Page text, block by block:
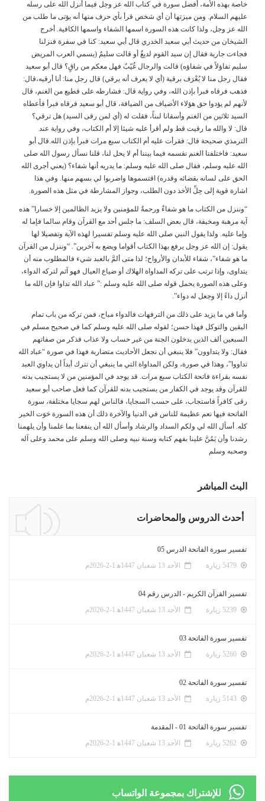
خاصة بهذه الأمة، أفضل سورة في كتاب الله عز وجل فيما أنزل الله على رسله
عليهم السلام. ومن ميزتها أن أي شخص قرأ بأي حرف منها أنه يؤتى ما طلب من
الله عز وجل، ولذا كانت هذه السورة اسمها الشفاء واسمها الكافية. أخرج
الشيخان من حديث أبي سعيد الخدري قال أبي سعيد: كنا في سفرة فنزلنا
فجاءت جارية فقال إن سيد القوم لديغٌ أو قالت سليمٌ (يسمي العرب المريض
سليم تفاؤلاً في شفاؤه) قالت والرجال غُيّبٌ فهل معكم من راقٍ؟ قال أبو سعيد
فقال رجل منا لا يُعْرَف برقية (أي لا يعرف أنه يرقي) قال رجل منا: أنا أرقيه،قال:
فذهب فرقاه فبرأ بإذن الله، وفي رواية قال: فشارطه على قطيع من الغنم، قال
لأنهم لم يؤدوا حق هؤلاء الأضياف من الضيافة، قال أبو سعيد فرقاه فبرأ فأعطاه
السيد ثلاثين من الغنم وأسقانا لبناً، فقلت له (أي لمن رقى السيد) هل ترقي؟
قال: لا والله ما رقيت قط ولم أقرأ عليه شيئا إلا أم الكتاب، وفي رواية عند
الترمذي صحيحة قال: فقرأت عليه أم الكتاب سبع مرات فبرأ بإذن الله.قال أبو
سعيد: فاختلفنا الغنم نقسمه فيما بيننا أم لا يحل لنا، قلنا نسأل رسول الله صلى
الله عليه وسلم، فقال صلى الله عليه وسلم: ما يدريه أنها شفاء؟ (يعني أجرى الله
الحق على لسانه بقضائه وقدره) اقتسموها واضربوا لي بسهم منها. وفي هذا
اشارة قوية إلى حِلِّ الأخذ دون الطلب، وجواز المشارطة في مثل هذه الصورة.
“وننزل من الكتاب ما هو شفاءٌ ورحمةٌ للمؤمنين ولا يزيد الظالمين إلا خسارا” هذه
آية مرهبة ومخيفة، قال بعض السلف: ما جلس أحد مع القرآن وقام سالما فإما له
وإما عليه. ولذا يقول النبي صلى الله عليه وسلم تفسيرا لهذه الآية وتفصيلا لها
يقول: إن الله عز وجل يرفع بهذا الكتاب أقواما ويضع به آخرين”. “وننزل من القرآن
ما هو شفاء”، شفاء للأبدان والأرواح؛ لذا متى ألمَّ بالعبد شيء فالمطلوب منه أن
يتداوى، وإذا ترتب على تركه المداواة الهلاك أو ضياع العيال فهو آثم لتركه الدواء،
وعلى هذه الصورة يحمل قوله صلى الله عليه وسلم :” عباد الله تداوا فإن الله ما
أنزل داءً إلا وجعل له دواء”.
وأما في ما يزيد على ذلك من الترفهات فالدواء مباح، فمن تركه من باب تمام
اليقين والتوكل فهذا حسن؛ لقوله صلى الله عليه وسلم كما في صحيح مسلم في
السبعين ألف الذين يدخلون الجنة من غير حساب ولا عذاب فذكر من صفاتهم
فقال: ولا يتداوون” فلا ينبغي أن نجعل الأحاديث متضاربة فهذا في صورة “عباد الله
تداووا”، وهذا في صورة، ولكن المداواة التي ما ينبغي أن تترك أبداً أن يداوي العبد
نفسه بقراءة فاتحة الكتاب سبع مرات. قد يوجد في المؤمنين من لا يستجيب بدنه
للقرآن وقد يوجد في الكفار من يستجيب بدنه للقرآن كما فعل صاحب أبو سعيد
رقى كافراً فاستجاب، على حسب السجايا، فالناس لهم سجايا مختلفة، سورة
الفاتحة فيها نعم عظيمة للناس في الدنيا والآخرة ذلك أن هذه السورة حَوَت الخير
كله. أسأل الله لي ولكم السداد والرشاد وأسأل الله أن ينفعنا بما علمنا وأن يلهمنا
رشدنا وأن يَمُنَّ علينا بفهم كتابه وسنة نبيه وصلى الله وسلم على محمد وعلى آله
وصحبه وسلم
البث المباشر
أحدث الدروس والمحاضرات
تفسير سورة الفاتحة الدرس 05
الأحد 13 شعبان 1447ﻫ 1-2-2026م
تفسير القرآن الكريم - الدرس رقم 04
الأحد 13 شعبان 1447ﻫ 1-2-2026م
تفسير سورة الفاتحة 03
الأحد 13 شعبان 1447ﻫ 1-2-2026م
تفسير سورة الفاتحة 02
الأحد 13 شعبان 1447ﻫ 1-2-2026م
تفسير سورة الفاتحة 01 - المقدمة
الأحد 13 شعبان 1447ﻫ 1-2-2026م
للإشتراك بمجموعة الواتساب